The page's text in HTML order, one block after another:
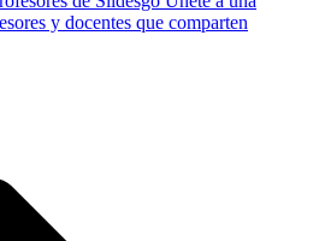
y docentes que comparten